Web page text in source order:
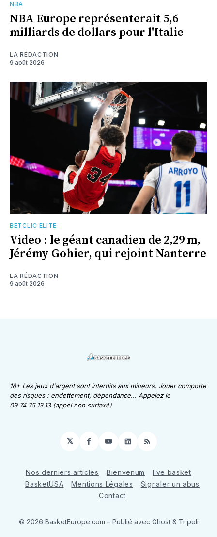
NBA
NBA Europe représenterait 5,6
milliards de dollars pour l'Italie
LA RÉDACTION
9 août 2026
BETCLIC ELITE
Video : le géant canadien de 2,29 m,
Jérémy Gohier, qui rejoint Nanterre
LA RÉDACTION
9 août 2026
18+ Les jeux d'argent sont interdits aux mineurs. Jouer comporte
des risques : endettement, dépendance... Appelez le
09.74.75.13.13 (appel non surtaxé)
𝕏 Facebook
YouTube
LinkedIn
RSS
Nos derniers articles Bienvenum
live basket
BasketUSA
Mentions Légales
Signaler un abus
Contact
© 2026 BasketEurope.com – Publié avec Ghost& Tripoli